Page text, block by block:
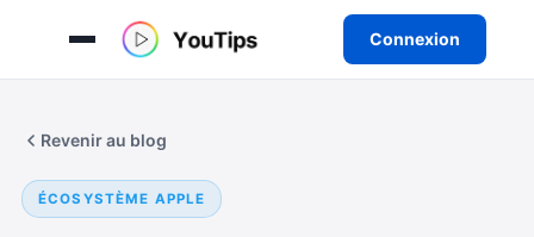
Connexion
Revenir au blog
ÉCOSYSTÈME APPLE